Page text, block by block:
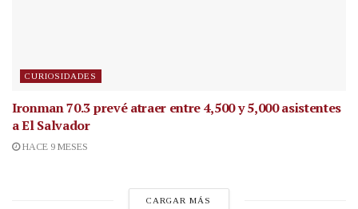
CURIOSIDADES
Ironman 70.3 prevé atraer entre 4,500 y 5,000 asistentes
a El Salvador
HACE 9 MESES
CARGAR MÁS